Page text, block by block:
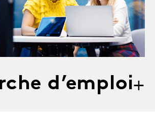
d’emploi+